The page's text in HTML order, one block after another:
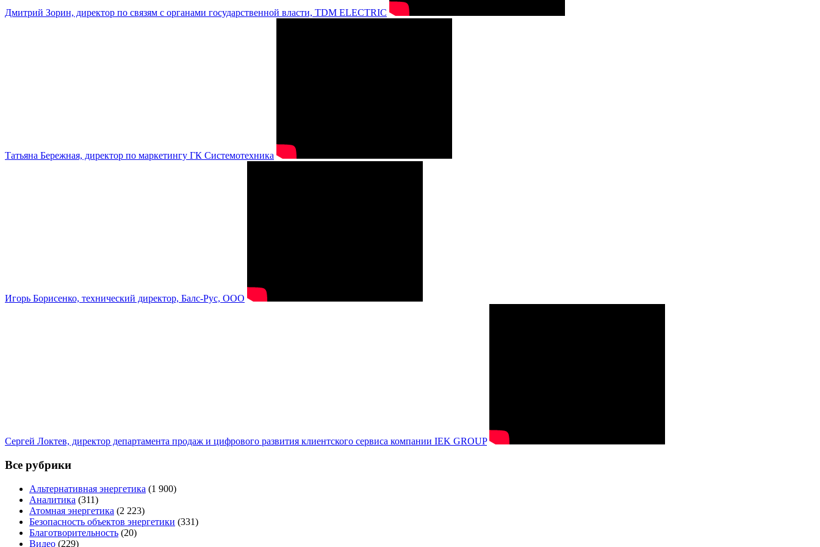
Дмитрий Зорин, директор по связям с органами государственной власти, TDM ELECTRIC
Татьяна Бережная, директор по маркетингу ГК Системотехника
Игорь Борисенко, технический директор, Балс-Рус, ООО
Сергей Локтев, директор департамента продаж и цифрового развития клиентского сервиса компании IEK GROUP
Все рубрики
Альтернативная энергетика (1 900)
Аналитика (311)
Атомная энергетика (2 223)
Безопасность объектов энергетики (331)
Благотворительность (20)
Видео (229)